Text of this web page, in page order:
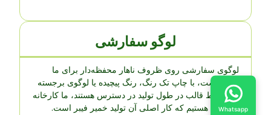
لوگو سفارشی
لوگوی سفارشی روی ظروف ناهار محفظه‌دار برای ما
آسان است، با چاپ تک رنگ، رنگ پیچیده یا لوگوی برجسته
که توسط قالب در طول تولید در دسترس هستند، ما کارخانه
حرفه‌ای هستیم که کار اصلی آن تولید خمیر فیبر است.
Whatsapp